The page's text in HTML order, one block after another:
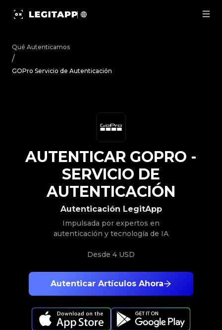
Qué Autenticamos
/
GOPro Servicio de Autenticación
Autenticar Artículos Ahora
Autenticación LegitApp
Impulsada por expertos en
autenticación y tecnología de IA
Desde 4 USD
AUTENTICAR GOPRO -
SERVICIO DE
AUTENTICACIÓN